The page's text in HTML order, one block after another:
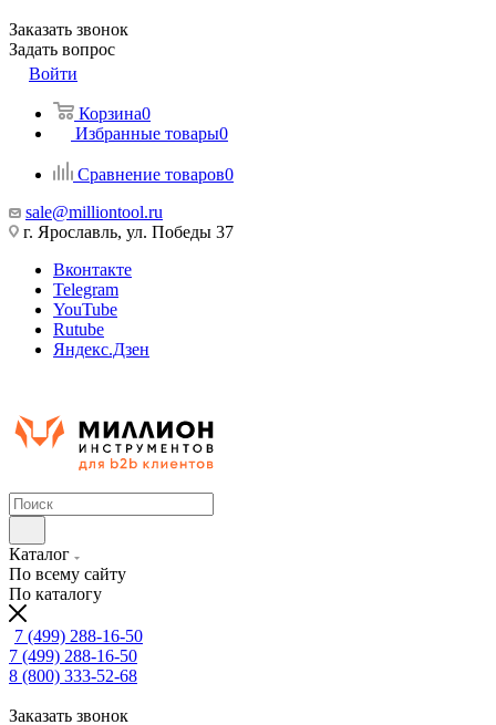
Заказать звонок
Задать вопрос
Войти
Корзина0
Избранные товары0
Сравнение товаров0
sale@milliontool.ru
г. Ярославль, ул. Победы 37
Вконтакте
Telegram
YouTube
Rutube
Яндекс.Дзен
Каталог
По всему сайту
По каталогу
7 (499) 288-16-50
7 (499) 288-16-50
8 (800) 333-52-68
Заказать звонок